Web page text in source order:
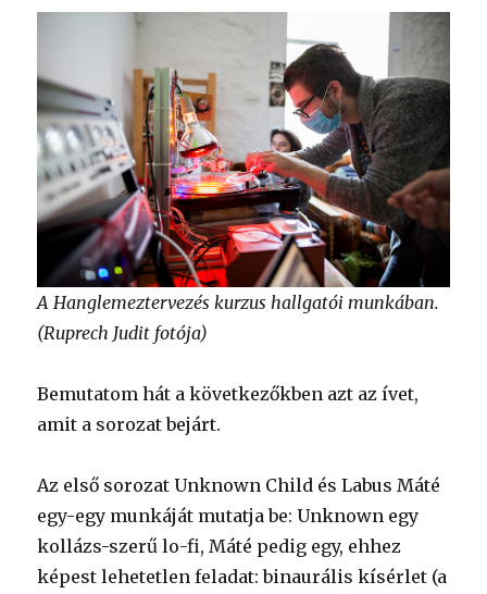
A Hanglemeztervezés kurzus hallgatói munkában.
(Ruprech Judit fotója)
Bemutatom hát a következőkben azt az ívet,
amit a sorozat bejárt.
Az első sorozat Unknown Child és Labus Máté
egy-egy munkáját mutatja be: Unknown egy
kollázs-szerű lo-fi, Máté pedig egy, ehhez
képest lehetetlen feladat: binaurális kísérlet (a